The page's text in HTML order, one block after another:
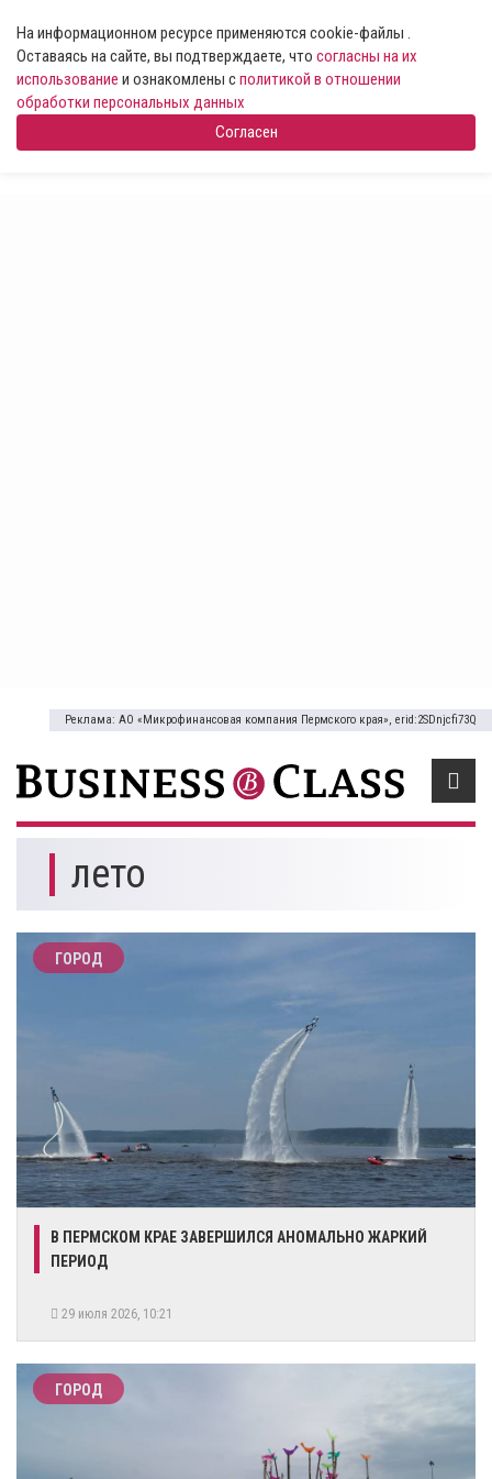
На информационном ресурсе применяются cookie-файлы .
Оставаясь на сайте, вы подтверждаете, что согласны на их
использование и ознакомлены сполитикой в отношении
обработки персональных данных
Согласен
Реклама: АО «Микрофинансовая компания Пермского края», erid:2SDnjcfi73Q
лето
ГОРОД
​В ПЕРМСКОМ КРАЕ ЗАВЕРШИЛСЯ АНОМАЛЬНО ЖАРКИЙ
ПЕРИОД
29 июля 2026, 10:21
ГОРОД